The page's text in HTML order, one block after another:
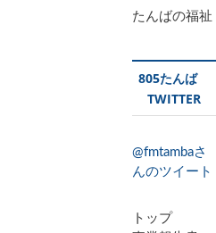
たんばの福祉
805たんば
TWITTER
@fmtambaさ
んのツイート
トップ